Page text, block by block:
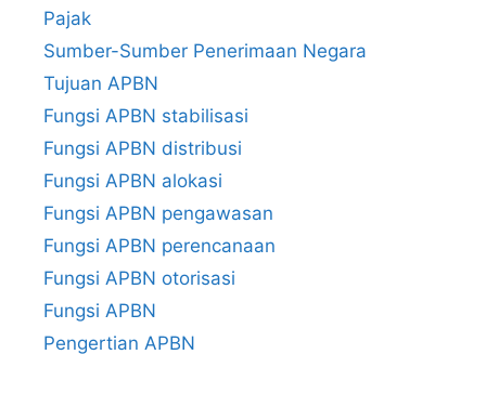
Pajak
Sumber-Sumber Penerimaan Negara
Tujuan APBN
Fungsi APBN stabilisasi
Fungsi APBN distribusi
Fungsi APBN alokasi
Fungsi APBN pengawasan
Fungsi APBN perencanaan
Fungsi APBN otorisasi
Fungsi APBN
Pengertian APBN